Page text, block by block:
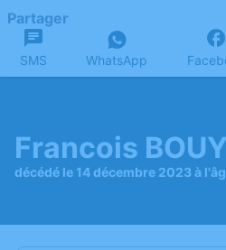
Partager
SMS WhatsApp
Francois
décédé le 14 décembre 2023 à